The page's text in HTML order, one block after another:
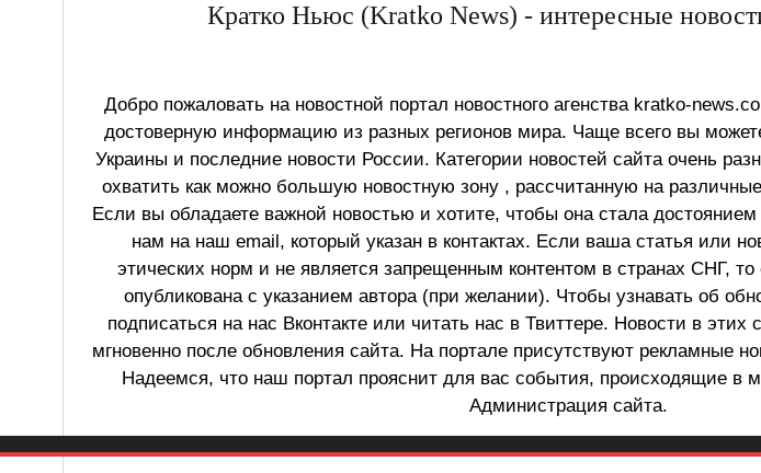
Кратко Ньюс (Kratko News) - интересные
Добро пожаловать на новостной портал новостного агенства kratko-
достоверную информацию из разных регионов мира. Чаще всего вы
Украины и последние новости России. Категории новостей сайта очень
охватить как можно большую новостную зону , рассчитанную на
Если вы обладаете важной новостью и хотите, чтобы она стала
нам на наш email, который указан в контактах. Если ваша статья или
этических норм и не является запрещенным контентом в странах СНГ,
опубликована с указанием автора (при желании). Чтобы узнавать об
подписаться на нас Вконтакте или читать нас в Твиттере. Новости в
мгновенно после обновления сайта. На портале присутствуют рекламные
Надеемся, что наш портал прояснит для вас события, происходящие в
Администрация сайта.